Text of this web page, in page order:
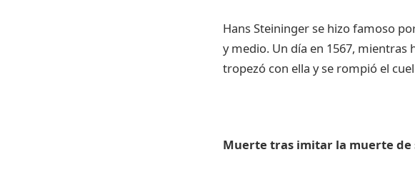
Hans Steininger se hizo famoso
y medio. Un día en 1567, mientras
tropezó con ella y se rompió el
Muerte tras imitar la muerte de